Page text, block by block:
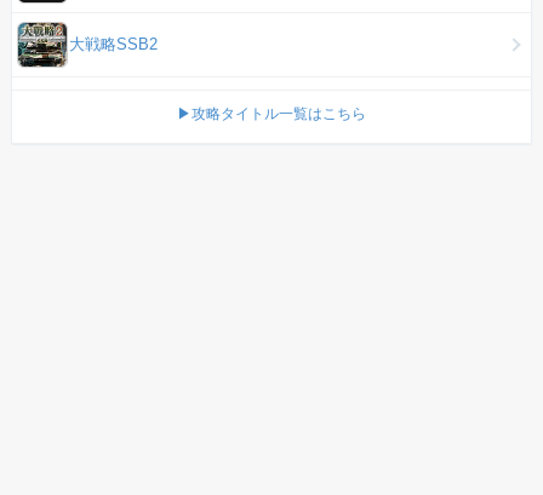
大戦略SSB2
▶攻略タイトル一覧はこちら